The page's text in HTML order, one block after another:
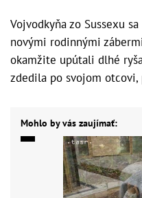
Vojvodkyňa zo Sussexu
novými rodinnými
okamžite upútali dlhé
zdedila po svojom
Mohlo by vás zaujímať: